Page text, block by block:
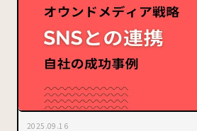
2025.09.16